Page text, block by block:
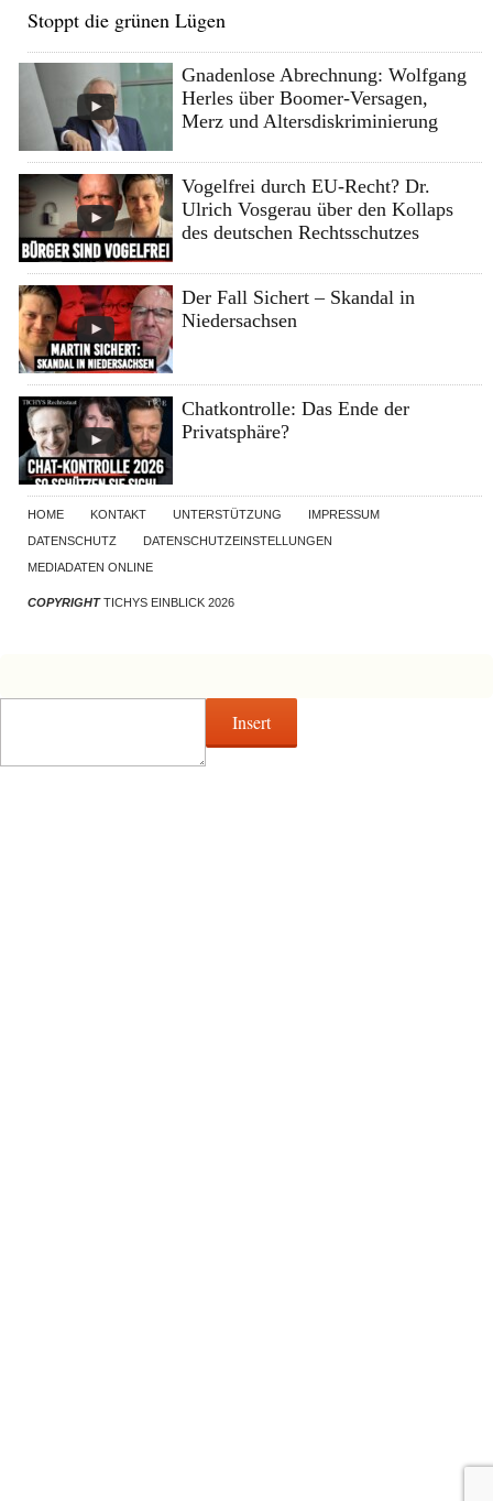
Stoppt die grünen Lügen
Gnadenlose Abrechnung: Wolfgang
Herles über Boomer-Versagen,
Merz und Altersdiskriminierung
Vogelfrei durch EU-Recht? Dr.
Ulrich Vosgerau über den Kollaps
des deutschen Rechtsschutzes
Der Fall Sichert – Skandal in
Niedersachsen
Chatkontrolle: Das Ende der
Privatsphäre?
HOME KONTAKT UNTERSTÜTZUNG
IMPRESSUM
DATENSCHUTZ
DATENSCHUTZEINSTELLUNGEN
MEDIADATEN ONLINE
COPYRIGHTTICHYS EINBLICK 2026
Insert